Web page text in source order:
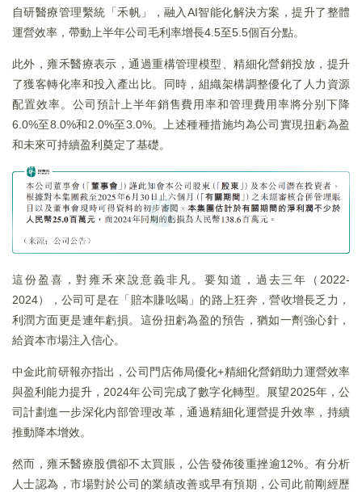
自研醫療管理繫統「禾帆」，融入AI智能化解決方案，提升了整體
運營效率，帶動上半年公司毛利率增長4.5至5.5個百分點。
此外，雍禾醫療表示，通過重構管理模型、精細化營銷投放，提升
了獲客轉化率和投入產出比。同時，組織架構調整優化了人力資源
配置效率。公司預計上半年銷售費用率和管理費用率將分别下降
6.0%至8.0%和2.0%至3.0%。上述種種措施均為公司實現扭虧為盈
和未來可持續盈利奠定了基礎。
這份盈喜，對雍禾來說意義非凡。要知道，過去三年（2022-
2024），公司可是在「賠本賺吆喝」的路上狂奔，營收增長乏力，
利潤方面更是連年虧損。這份扭虧為盈的預告，猶如一劑強心針，
給資本市場注入信心。
中金此前研報亦指出，公司門店佈局優化+精細化營銷助力運營效率
與盈利能力提升，2024年公司完成了數字化轉型。展望2025年，公
司計劃進一步深化内部管理改革，通過精細化運營提升效率，持續
推動降本增效。
然而，雍禾醫療股價卻不太買賬，公告發佈後重挫逾12%。有分析
人士認為，市場對於公司的業績改善或早有預期，公司此前剛經歷